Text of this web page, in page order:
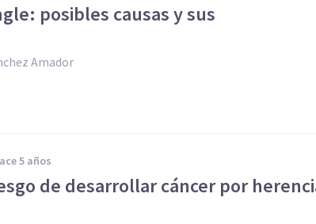
posibles causas y sus
Amador
hace 5 años
de desarrollar cáncer por